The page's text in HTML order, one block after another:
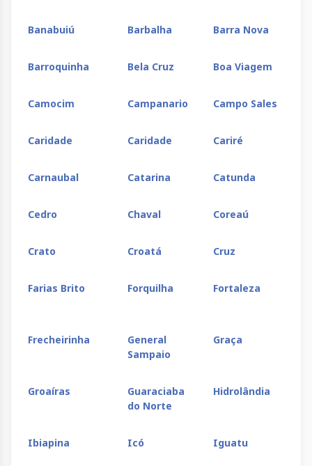
das Neves
Salinas da
Salvador
Santa Cruz
Santa
Santa Rita
de Cássia
Santana
Amaro
Estevão
Banabuiú Barbalha Barra Nova
Barroquinha Bela Cruz Boa Viagem
Camocim Campanario Campo Sales
Caridade Caridade Cariré
Carnaubal Catarina Catunda
Cedro Chaval Coreaú
Crato Croatá Cruz
Farias Brito Forquilha Fortaleza
Frecheirinha
General
Sampaio
Graça
Groaíras
Guaraciaba
do Norte
Hidrolândia
Ibiapina Icó Iguatu